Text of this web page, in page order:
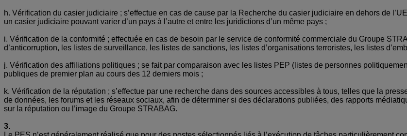
h. Vérification du casier judiciaire ; s’effectue en cas de cause par la Recherche du casier judiciaire en dehors de
un casier judiciaire pouvant varier d’un pays à l’autre et entre les juridictions d’un même pays ;
i. Vérification de la conformité ; effectuée en cas de besoin par le service de conformité commerciale du Groupe
d’anticorruption, les listes de surveillance, les listes de sanctions, les listes d’organisations terroristes, les listes
j. Vérification des affiliations politiques ; se fait par comparaison avec les listes PEP (listes de personnes
publiques de premier plan au cours des 12 derniers mois ;
k. Vérification de la réputation ; s’effectue par une recherche dans des sources accessibles à tous, telles que la
de données, les forums et les réseaux sociaux, afin de déterminer si des déclarations publiées, des rapports
sur la réputation ou l’image du Groupe STRABAG.
3.